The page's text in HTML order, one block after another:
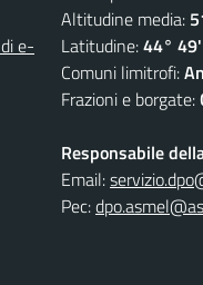
e-
Altitudine media:
Latitudine:44°
Comuni limitrofi:
Frazioni e borgate:
Responsabile
Email:
Pec: